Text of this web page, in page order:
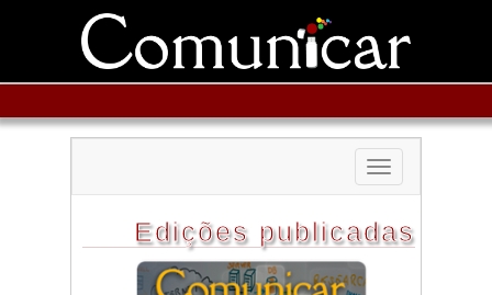
Toggle
navigation
Edições publicadas